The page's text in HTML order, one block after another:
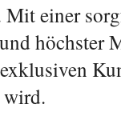
einer
höchster
wird.